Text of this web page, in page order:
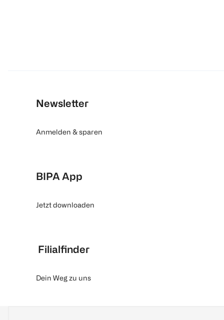
Newsletter
Anmelden & sparen
BIPA App
Jetzt downloaden
Filialfinder
Dein Weg zu uns